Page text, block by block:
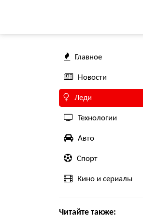
Главное
Новости
Леди
Технологии
Авто
Спорт
Кино и сериалы
Читайте также: